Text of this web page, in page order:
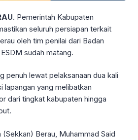
. Pemerintah Kabupaten
seluruh persiapan terkait
oleh tim penilai dari Badan
sudah matang.
penuh lewat pelaksanaan dua kali
lapangan yang melibatkan
dari tingkat kabupaten hingga
Berau, Muhammad Said